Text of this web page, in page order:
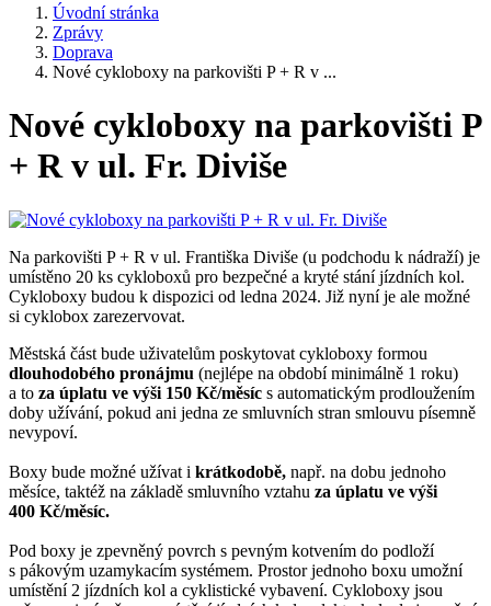
Úvodní stránka
Zprávy
Doprava
Nové cykloboxy na parkovišti P + R v ...
Nové cykloboxy na parkovišti P
+ R v ul. Fr. Diviše
Na parkovišti P + R v ul. Františka Diviše (u podchodu k nádraží) je
umístěno 20 ks cykloboxů pro bezpečné a kryté stání jízdních kol.
Cykloboxy budou k dispozici od ledna 2024. Již nyní je ale možné
si cyklobox zarezervovat.
Městská část bude uživatelům poskytovat cykloboxy formou
dlouhodobého pronájmu (nejlépe na období minimálně 1 roku)
a to za úplatu ve výši 150 Kč/měsíc s automatickým prodloužením
doby užívání, pokud ani jedna ze smluvních stran smlouvu písemně
nevypoví.
Boxy bude možné užívat i krátkodobě, např. na dobu jednoho
měsíce, taktéž na základě smluvního vztahu za úplatu ve výši
400 Kč/měsíc.
Pod boxy je zpevněný povrch s pevným kotvením do podloží
s pákovým uzamykacím systémem. Prostor jednoho boxu umožní
umístění 2 jízdních kol a cyklistické vybavení. Cykloboxy jsou